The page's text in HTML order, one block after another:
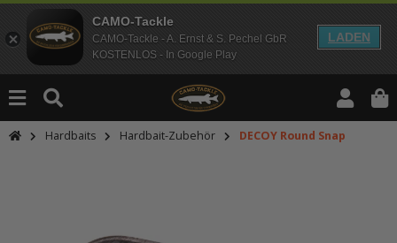
CAMO-Tackle
CAMO-Tackle - A. Ernst & S. Pechel GbR
KOSTENLOS - In Google Play
LADEN
Hardbaits Hardbait-Zubehör DECOY Round Snap